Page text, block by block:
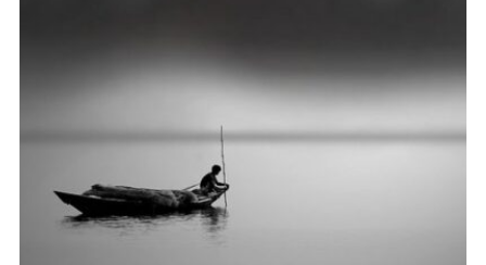
我只是没有能力过我不想过的生活